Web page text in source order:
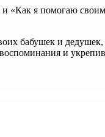
«Как я помогаю
бабушек и
и